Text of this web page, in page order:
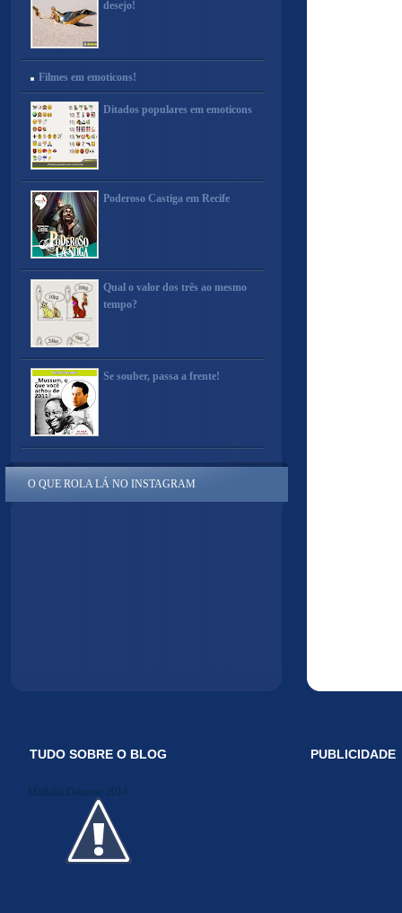
desejo!
Filmes em emoticons!
Ditados populares em emoticons
Poderoso Castiga em Recife
Qual o valor dos três ao mesmo
tempo?
Se souber, passa a frente!
O QUE ROLA LÁ NO INSTAGRAM
TUDO SOBRE O BLOG
Midiakit Danosse 2014
PUBLICIDADE